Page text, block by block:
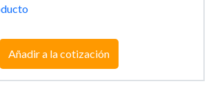
Añadir a la cotización